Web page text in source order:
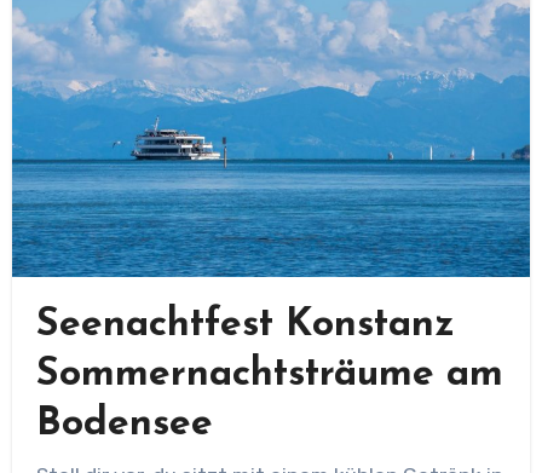
Seenachtfest Konstanz
Sommernachtsträume am
Bodensee